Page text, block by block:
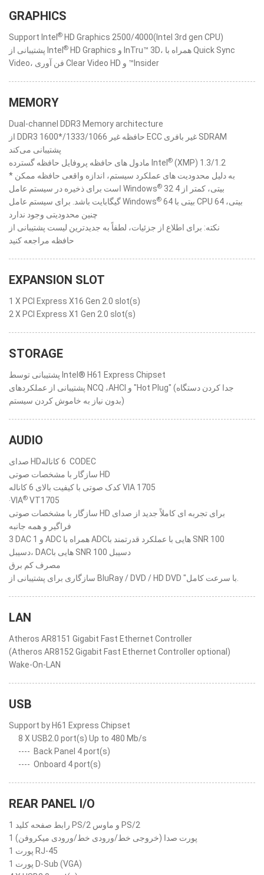
GRAPHICS
Support Intel ® HD Graphics 2500/4000(Intel 3rd gen CPU)
پشتیبانی از Intel ® HD Graphics و InTru™ 3D، همراه با Quick Sync
Video، فن آوری Clear Video HD و ™Insider
MEMORY
Dual-channel DDR3 Memory architecture
از DDR3 1600*/1333/1066 حافظه غیر ECC غیر بافری SDRAM
پشتیبانی می‌کند
مادول های حافظه پروفایل حافظه گسترده Intel ® (XMP) 1.3/1.2
* به دلیل محدودیت های عملکرد سیستم، اندازه واقعی حافظه ممکن
است برای ذخیره در سیستم عامل Windows® 32 بیتی، کمتر از 4
گیگابایت باشد. برای سیستم عامل Windows® 64 بیتی با CPU 64 بیتی،
چنین محدودیتی وجود ندارد
نکته: برای اطلاع از جزئیات، لطفاً به جدیدترین لیست پشتیبانی از
حافظه مراجعه کنید
EXPANSION SLOT
1 X PCI Express X16 Gen 2.0 slot(s)
2 X PCI Express X1 Gen 2.0 slot(s)
STORAGE
پشتیبانی توسط Intel® H61 Express Chipset
پشتیبانی از عملکردهای NCQ ،AHCI و "Hot Plug" (جدا کردن دستگاه
بدون نیاز به خاموش کردن سیستم)
AUDIO
صدای HD‏ 6 کاناله CODEC
سازگار با مشخصات صوتی HD
کدک صوتی با کیفیت بالای 6 کاناله VIA 1705
‧VIA® VT1705
سازگار با مشخصات صوتی HD برای تجربه ای کاملاً جدید از صدای
فراگیر و همه جانبه
3 DAC و 1 ADC همراه با ADCهایی با عملکرد قدرتمند با SNR 100
دسیبل، DACهایی با SNR 100 دسیبل
مصرف کم برق
LAN
Atheros AR8151 Gigabit Fast Ethernet Controller
(Atheros AR8152 Gigabit Fast Ethernet Controller optional)
Wake-On-LAN
USB
Support by H61 Express Chipset
8 X USB2.0 port(s) Up to 480 Mb/s
---- Back Panel 4 port(s)
---- Onboard 4 port(s)
REAR PANEL I/O
1 رابط صفحه کلید PS/2 و ماوس PS/2
1 پورت صدا (خروجی خط/ورودی خط/ورودی میکروفن)
1 پورت RJ-45
1 پورت D-Sub (VGA)